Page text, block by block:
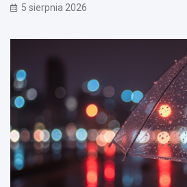
5 sierpnia 2026